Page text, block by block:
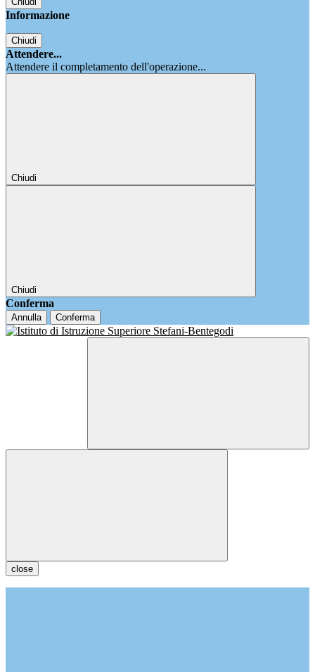
Informazione
Chiudi
Attendere...
Attendere il completamento dell'operazione...
Chiudi
Chiudi
Conferma
Annulla Conferma
close